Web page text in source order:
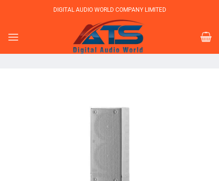
dung
DIGITAL AUDIO WORLD COMPANY LIMITED